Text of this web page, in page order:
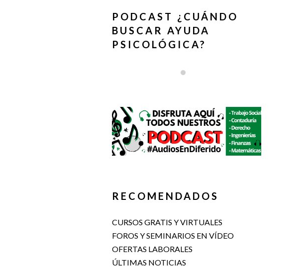
PODCAST ¿CUÁNDO
BUSCAR AYUDA
PSICOLÓGICA?
RECOMENDADOS
CURSOS GRATIS Y VIRTUALES
FOROS Y SEMINARIOS EN VÍDEO
OFERTAS LABORALES
ÚLTIMAS NOTICIAS